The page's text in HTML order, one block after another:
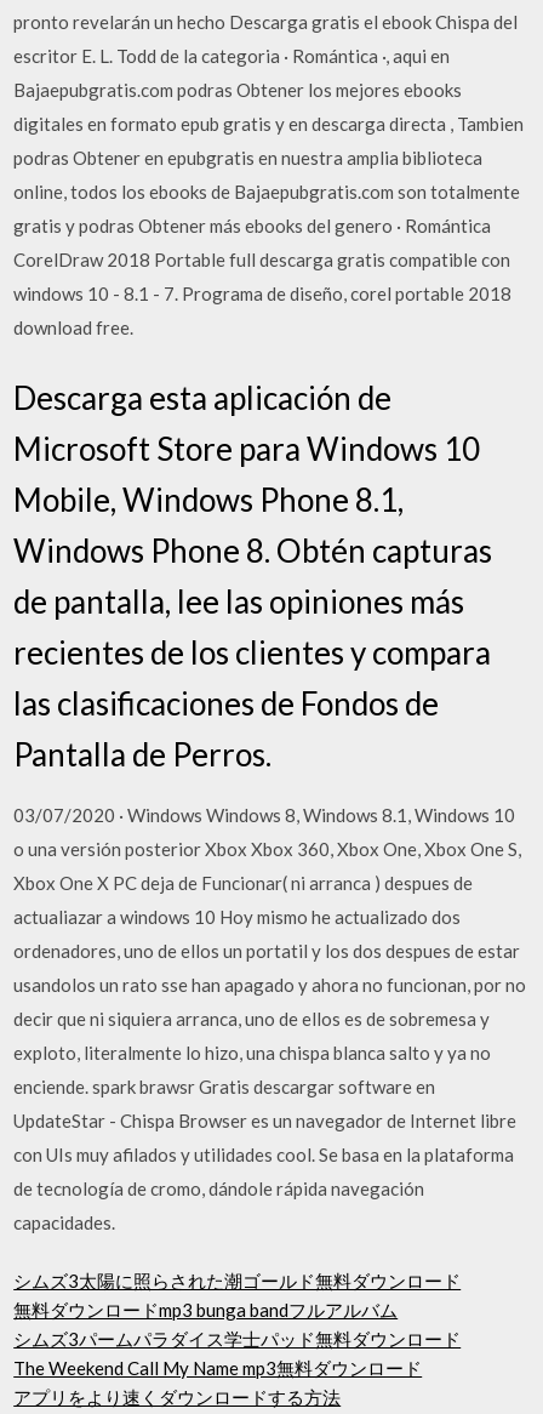
pronto revelarán un hecho Descarga gratis el ebook Chispa del
escritor E. L. Todd de la categoria · Romántica ·, aqui en
Bajaepubgratis.com podras Obtener los mejores ebooks
digitales en formato epub gratis y en descarga directa , Tambien
podras Obtener en epubgratis en nuestra amplia biblioteca
online, todos los ebooks de Bajaepubgratis.com son totalmente
gratis y podras Obtener más ebooks del genero · Romántica
CorelDraw 2018 Portable full descarga gratis compatible con
windows 10 - 8.1 - 7. Programa de diseño, corel portable 2018
download free.
Descarga esta aplicación de
Microsoft Store para Windows 10
Mobile, Windows Phone 8.1,
Windows Phone 8. Obtén capturas
de pantalla, lee las opiniones más
recientes de los clientes y compara
las clasificaciones de Fondos de
Pantalla de Perros.
03/07/2020 · Windows Windows 8, Windows 8.1, Windows 10
o una versión posterior Xbox Xbox 360, Xbox One, Xbox One S,
Xbox One X PC deja de Funcionar( ni arranca ) despues de
actualiazar a windows 10 Hoy mismo he actualizado dos
ordenadores, uno de ellos un portatil y los dos despues de estar
usandolos un rato sse han apagado y ahora no funcionan, por no
decir que ni siquiera arranca, uno de ellos es de sobremesa y
exploto, literalmente lo hizo, una chispa blanca salto y ya no
enciende. spark brawsr Gratis descargar software en
UpdateStar - Chispa Browser es un navegador de Internet libre
con UIs muy afilados y utilidades cool. Se basa en la plataforma
de tecnología de cromo, dándole rápida navegación
capacidades.
シムズ3太陽に照らされた潮ゴールド無料ダウンロード
無料ダウンロードmp3 bunga bandフルアルバム
シムズ3パームパラダイス学士パッド無料ダウンロード
The Weekend Call My Name mp3無料ダウンロード
アプリをより速くダウンロードする方法